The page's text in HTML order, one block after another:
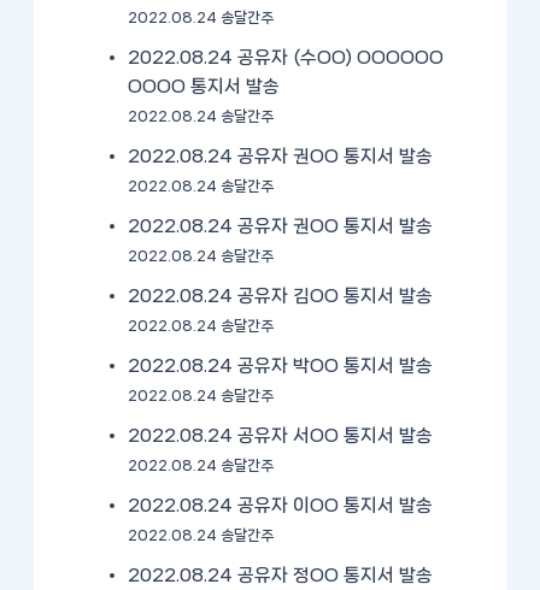
2022.08.24 송달간주
2022.08.24 공유자 (수OO) OOOOOO
OOOO 통지서 발송
2022.08.24 송달간주
2022.08.24 공유자 권OO 통지서 발송
2022.08.24 송달간주
2022.08.24 공유자 권OO 통지서 발송
2022.08.24 송달간주
2022.08.24 공유자 김OO 통지서 발송
2022.08.24 송달간주
2022.08.24 공유자 박OO 통지서 발송
2022.08.24 송달간주
2022.08.24 공유자 서OO 통지서 발송
2022.08.24 송달간주
2022.08.24 공유자 이OO 통지서 발송
2022.08.24 송달간주
2022.08.24 공유자 정OO 통지서 발송